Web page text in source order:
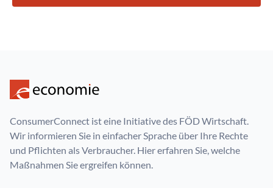
ConsumerConnect ist eine Initiative des FÖD Wirtschaft.
Wir informieren Sie in einfacher Sprache über Ihre Rechte
und Pflichten als Verbraucher. Hier erfahren Sie, welche
Maßnahmen Sie ergreifen können.